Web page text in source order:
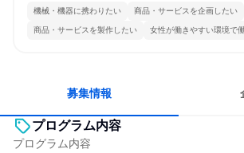
機械・機器に携わりたい 商品・サービスを企画したい
商品・サービスを製作したい 女性が働きやすい環境で
募集情報
プログラム内容
プログラム内容